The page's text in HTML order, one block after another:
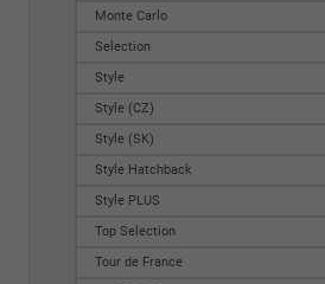
Monte Carlo
Selection
Style
Style (CZ)
Style (SK)
Style Hatchback
Style PLUS
Top Selection
Tour de France